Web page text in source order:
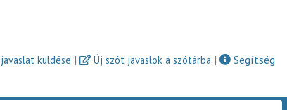
küldése | Új szót javaslok a szótárba |
Segítség